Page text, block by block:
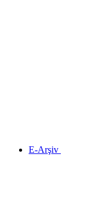
E-Arşiv